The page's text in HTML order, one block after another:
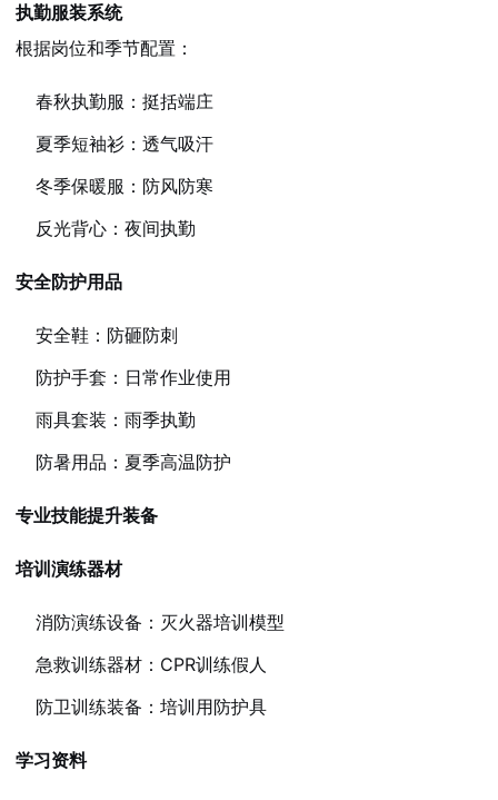
执勤服装系统
根据岗位和季节配置：
春秋执勤服：挺括端庄
夏季短袖衫：透气吸汗
冬季保暖服：防风防寒
反光背心：夜间执勤
安全防护用品
安全鞋：防砸防刺
防护手套：日常作业使用
雨具套装：雨季执勤
防暑用品：夏季高温防护
专业技能提升装备
培训演练器材
消防演练设备：灭火器培训模型
急救训练器材：CPR训练假人
防卫训练装备：培训用防护具
学习资料